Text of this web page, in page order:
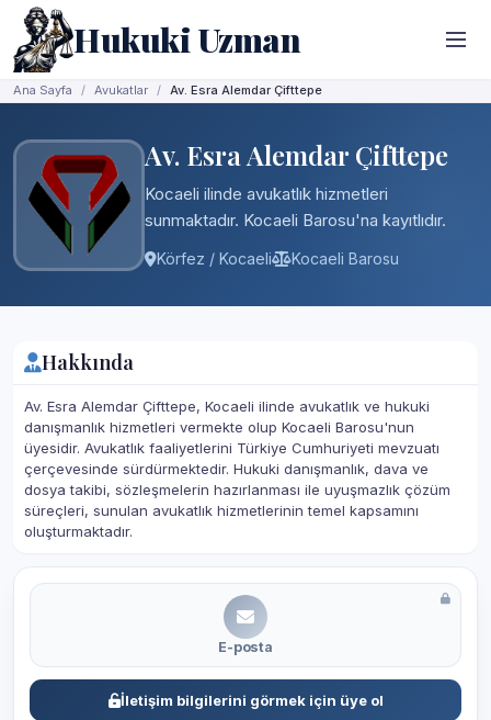
Hukuki Uzman
Ana Sayfa Avukatlar Av. Esra Alemdar Çifttepe
Av. Esra Alemdar Çifttepe
Kocaeli ilinde avukatlık hizmetleri
sunmaktadır. Kocaeli Barosu'na kayıtlıdır.
Körfez / Kocaeli Kocaeli Barosu
Hakkında
Av. Esra Alemdar Çifttepe, Kocaeli ilinde avukatlık ve hukuki
danışmanlık hizmetleri vermekte olup Kocaeli Barosu'nun
üyesidir. Avukatlık faaliyetlerini Türkiye Cumhuriyeti mevzuatı
çerçevesinde sürdürmektedir. Hukuki danışmanlık, dava ve
dosya takibi, sözleşmelerin hazırlanması ile uyuşmazlık çözüm
süreçleri, sunulan avukatlık hizmetlerinin temel kapsamını
oluşturmaktadır.
E-posta
İletişim bilgilerini görmek için üye ol